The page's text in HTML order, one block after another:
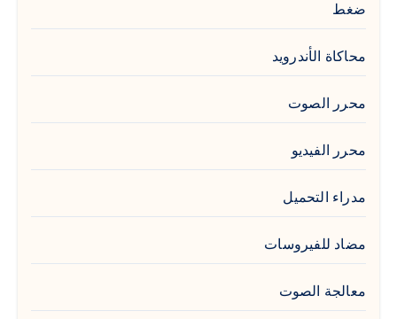
ضغط
محاكاة الأندرويد
محرر الصوت
محرر الفيديو
مدراء التحميل
مضاد للفيروسات
معالجة الصوت